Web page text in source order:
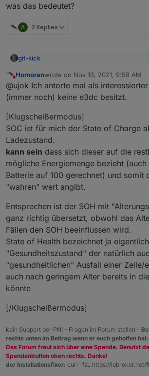
was das bedeutet?
A 2 Replies
git-kick
würden drei Bezeichnungen
Nur ASOC und SOH sind
da würde ich bei der offiziellen
bleiben.
ASOC kann ich auch mit Google
Hier ist ASOC gut beschrieben:
https://e2e.ti.com/support/power-
group/power-management/f/power-
Aber SOH ist offenbar viel weiter
RSOC => SOC/Ladezustand
ASOC => SOH/Alterungszustand
(für die Namen; die Tag-IDs will ich
lassen, um konsistent zu einer evtl
verfügbaren offiziellen Tag-Liste
Weshalb sprichst du von 3
Es gibt daneben auch noch
was das bedeutet?
Do not disturb
Homoranwrote on Nov 13, 2021, 9:58 AM
last edited by
@ujok Ich antorte mal als
(immer noch) keine e3dc besitzt.
[Klugscheißermodus]
SOC ist für mich der State of Charge
Ladezustand.
kann sein dass sich dieser auf die
mögliche Energiemenge bezieht
Batterie auf 100 gerechnet) und somit
"wahren" wert angibt.
Entsprechen ist der SOH mit
ganz richtig übersetzt, obwohl das
Fällen den SOH beeinflussen wird.
State of Health bezeichnet ja
"Gesundheitszustand" der natürlich
"gesundheitlichen" Ausfall einer Zelle/
auch nach geringem Alter bereits in
könnte
[/Klugscheißermodus]
kein Support per PN! - Fragen im Forum stellen -
rechts unten im Beitrag wenn er euch geholfen hat.
Das Forum freut sich über eine Spende. Benutzt
Spendenbutton oben rechts. Danke!
der Installationsfixer: curl -fsL https://iobroker.net/